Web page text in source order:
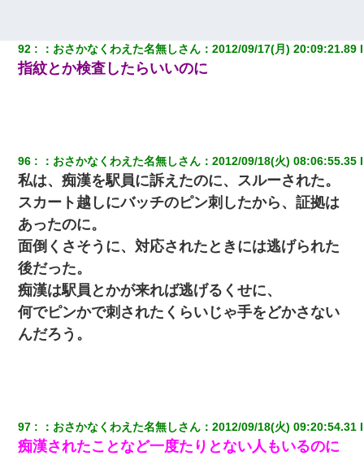
我が家のガレージに見知らぬ車。俺「もしもし、玄関にもシャッ
ターリモコンあるだろ？DOWNのボタン押してｗ」→ 待つこと１
時間弱・・・
92 ： おさかなくわえた名無しさん ：2012/09/17(月) 20:09:21.89
指紋とか検査したらいいのに
96 ： おさかなくわえた名無しさん ：2012/09/18(火) 08:06:55.35
私は、痴漢を駅員に訴えたのに、スルーされた。
スカート越しにバッチのピン刺したから、証拠は
あったのに。
面倒くさそうに、対応されたときには逃げられた
後だった。
痴漢は駅員とかが来れば逃げるくせに、
何でピンかで刺されたくらいじゃ手をどかさない
んだろう。
97 ： おさかなくわえた名無しさん ：2012/09/18(火) 09:20:54.31
痴漢されたことなど一度たりとない人もいるのに